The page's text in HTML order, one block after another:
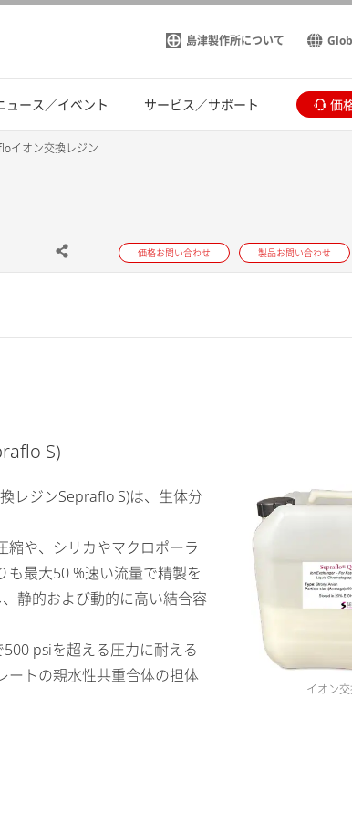
島津製作所について
ュース／イベント サービス／サポート 価
イオン交換レジン
価格お問い合わせ 製品お問い合わせ
S)
イオン
レジンSepraflo S)は、生体分
縮や、シリカやマクロポーラ
も最大50 %速い流量で精製を
静的および動的に高い結合容
psiを超える圧力に耐える
ートの親水性共重合体の担体